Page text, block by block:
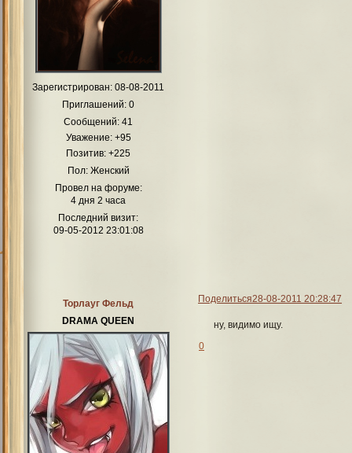
Зарегистрирован: 08-08-2011
Приглашений: 0
Сообщений: 41
Уважение: +95
Позитив: +225
Пол:Женский
Провел на форуме:
4 дня 2 часа
Последний визит:
09-05-2012 23:01:08
Поделиться28-08-2011 20:28:47
Торлауг Фельд
DRAMA QUEEN
ну, видимо ищу.
0